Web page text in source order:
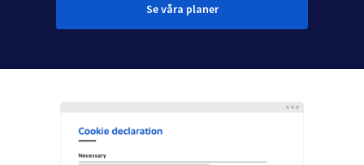
Se våra planer